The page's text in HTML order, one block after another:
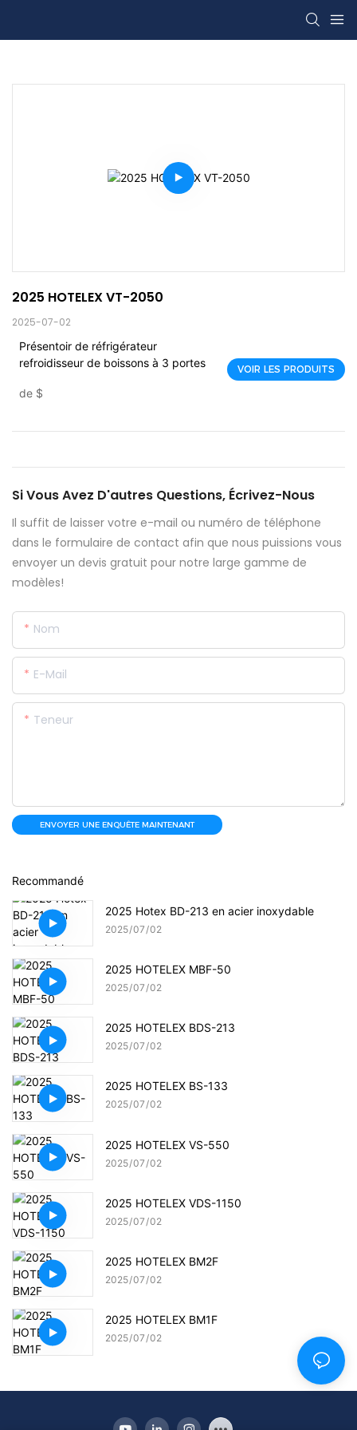
2025 HOTELEX VT-2050
2025-07-02
Présentoir de réfrigérateur
refroidisseur de boissons à 3 portes
de $
VOIR LES PRODUITS
Si Vous Avez D'autres Questions, Écrivez-Nous
Il suffit de laisser votre e-mail ou numéro de téléphone
dans le formulaire de contact afin que nous puissions vous
envoyer un devis gratuit pour notre large gamme de
modèles!
Nom
E-Mail
Teneur
ENVOYER UNE ENQUÊTE MAINTENANT
Recommandé
2025 Hotex BD-213 en acier inoxydable
2025 07 02
2025 HOTELEX MBF-50
2025 07 02
2025 HOTELEX BDS-213
2025 07 02
2025 HOTELEX BS-133
2025 07 02
2025 HOTELEX VS-550
2025 07 02
2025 HOTELEX VDS-1150
2025 07 02
2025 HOTELEX BM2F
2025 07 02
2025 HOTELEX BM1F
2025 07 02